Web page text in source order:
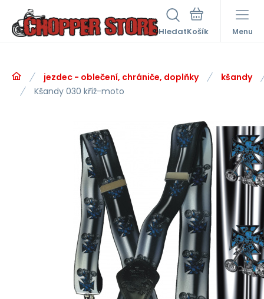
Hledat Menu
jezdec - oblečení, chrániče, doplňky
kšandy
Kšandy 030 kříž-moto